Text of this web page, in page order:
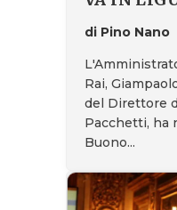
di Pino Nano
Rai,
del Direttore
Pacchetti, ha
Buono...